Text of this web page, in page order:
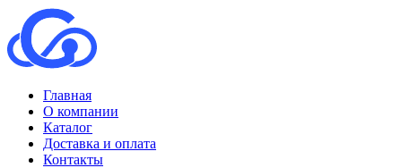
Главная
О компании
Каталог
Доставка и оплата
Контакты